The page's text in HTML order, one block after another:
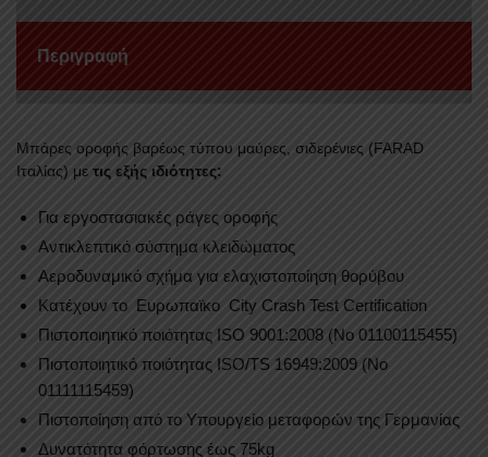
2021+
ποσότητα
Περιγραφή
Mπάρες οροφής βαρέως τύπου μαύρες, σιδερένιες (FARAD
Ιταλίας) με τις εξής ιδιότητες:
Για εργοστασιακές ράγες οροφής
Αντικλεπτικό σύστημα κλειδώματος
Αεροδυναμικό σχήμα για ελαχιστοποίηση θορύβου
Κατέχουν το Ευρωπαϊκο City Crash Test Certification
Πιστοποιητικό ποιότητας ISO 9001:2008 (No 01100115455)
Πιστοποιητικό ποιότητας ISO/TS 16949:2009 (No
01111115459)
Πιστοποίηση από το Υπουργείο μεταφορών της Γερμανίας
Δυνατότητα φόρτωσης έως 75kg